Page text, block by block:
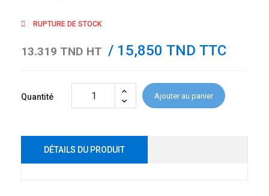
RUPTURE DE STOCK
13.319 TND HT / 15,850 TND TTC
Quantité Ajouter au panier
DÉTAILS DU PRODUIT